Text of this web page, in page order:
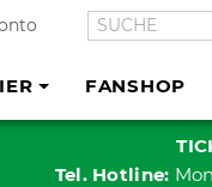
FANSHOP
Tel. Hotline: